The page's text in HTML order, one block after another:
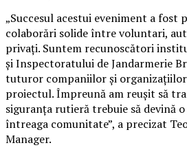
„Succesul acestui eveniment a fost
colaborări solide între voluntari,
privați. Suntem recunoscători
și Inspectoratului de Jandarmerie
tuturor companiilor și
proiectul. Împreună am reușit să
siguranța rutieră trebuie să devină
întreaga comunitate”, a precizat
Manager.